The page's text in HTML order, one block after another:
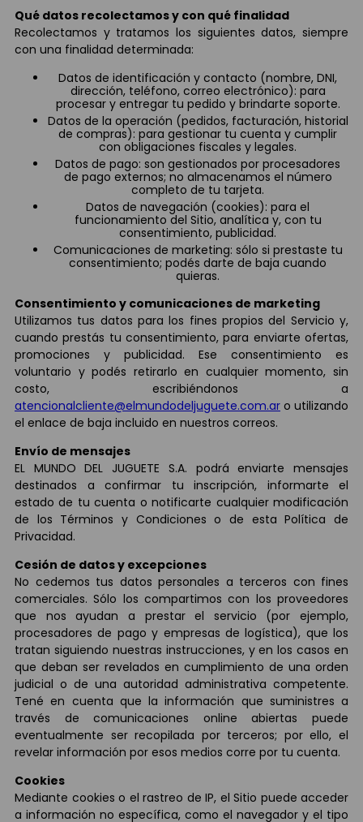
Qué datos recolectamos y con qué finalidad
Recolectamos y tratamos los siguientes datos, siempre
con una finalidad determinada:
Datos de identificación y contacto (nombre, DNI,
dirección, teléfono, correo electrónico): para
procesar y entregar tu pedido y brindarte soporte.
Datos de la operación (pedidos, facturación, historial
de compras): para gestionar tu cuenta y cumplir
con obligaciones fiscales y legales.
Datos de pago: son gestionados por procesadores
de pago externos; no almacenamos el número
completo de tu tarjeta.
Datos de navegación (cookies): para el
funcionamiento del Sitio, analítica y, con tu
consentimiento, publicidad.
Comunicaciones de marketing: sólo si prestaste tu
consentimiento; podés darte de baja cuando
quieras.
Consentimiento y comunicaciones de marketing
Utilizamos tus datos para los fines propios del Servicio y,
cuando prestás tu consentimiento, para enviarte ofertas,
promociones y publicidad. Ese consentimiento es
voluntario y podés retirarlo en cualquier momento, sin
costo, escribiéndonos a
atencionalcliente@elmundodeljuguete.com.ar o utilizando
el enlace de baja incluido en nuestros correos.
Envío de mensajes
EL MUNDO DEL JUGUETE S.A. podrá enviarte mensajes
destinados a confirmar tu inscripción, informarte el
estado de tu cuenta o notificarte cualquier modificación
de los Términos y Condiciones o de esta Política de
Privacidad.
Cesión de datos y excepciones
No cedemos tus datos personales a terceros con fines
comerciales. Sólo los compartimos con los proveedores
que nos ayudan a prestar el servicio (por ejemplo,
procesadores de pago y empresas de logística), que los
tratan siguiendo nuestras instrucciones, y en los casos en
que deban ser revelados en cumplimiento de una orden
judicial o de una autoridad administrativa competente.
Tené en cuenta que la información que suministres a
través de comunicaciones online abiertas puede
eventualmente ser recopilada por terceros; por ello, el
revelar información por esos medios corre por tu cuenta.
Cookies
Mediante cookies o el rastreo de IP, el Sitio puede acceder
a información no específica, como el navegador y el tipo